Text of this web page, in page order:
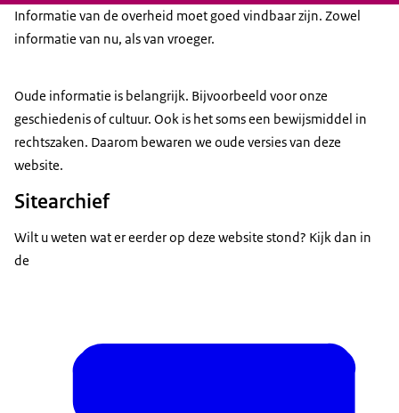
Informatie van de overheid moet goed vindbaar zijn. Zowel
informatie van nu, als van vroeger.
Oude informatie is belangrijk. Bijvoorbeeld voor onze
geschiedenis of cultuur. Ook is het soms een bewijsmiddel in
rechtszaken. Daarom bewaren we oude versies van deze
website.
Sitearchief
Wilt u weten wat er eerder op deze website stond? Kijk dan in
de